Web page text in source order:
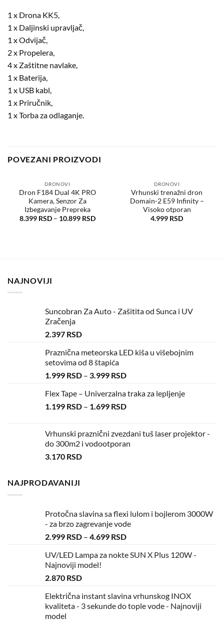
1 x Drona KK5,
1 x Daljinski upravljač,
1 x Odvijač,
2 x Propelera,
4 x Zaštitne navlake,
1 x Baterija,
1 x USB kabl,
1 x Priručnik,
1 x Torba za odlaganje.
POVEZANI PROIZVODI
Dodaj
željene
DRONOVI
Dron F184 Dual 4K PRO
Kamera, Senzor Za
Izbegavanje Prepreka
8.399 RSD– 10.899 RSD
Dodaj
DRONOVI
Vrhunski trenažni dron
Domain-2 E59 Infinity –
Visoko otporan
4.999 RSD
NAJNOVIJI
Suncobran Za Auto - Zašitita od Sunca i UV
Zračenja
2.397 RSD
Praznična meteorska LED kiša u višebojnim
setovima od 8 štapića
1.999 RSD – 3.999 RSD
Flex Tape – Univerzalna traka za lepljenje
1.199 RSD – 1.699 RSD
Vrhunski praznični zvezdani tuš laser projektor -
do 300m2 i vodootporan
3.170 RSD
NAJPRODAVANIJI
Protočna slavina sa flexi lulom i bojlerom 3000W
- za brzo zagrevanje vode
2.999 RSD – 4.699 RSD
UV/LED Lampa za nokte SUN X Plus 120W -
Najnoviji model!
2.870 RSD
Električna instant slavina vrhunskog INOX
kvaliteta - 3 sekunde do tople vode - Najnoviji
model